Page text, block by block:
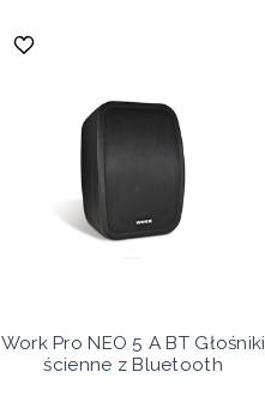
Work Pro NEO 5 A BT Głośniki
ścienne z Bluetooth